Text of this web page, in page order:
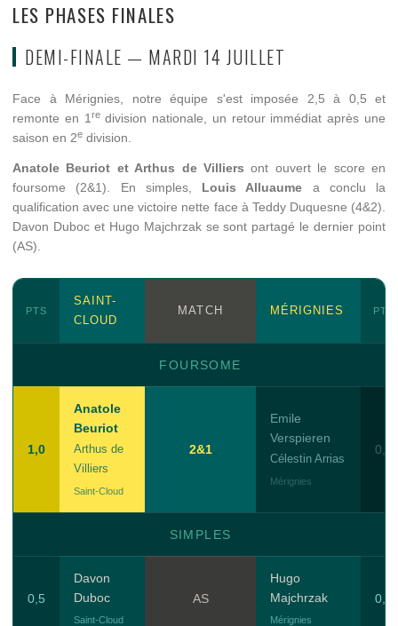
LES PHASES FINALES
DEMI-FINALE — MARDI 14 JUILLET
Face à Mérignies, notre équipe s'est imposée 2,5 à 0,5 et
remonte en 1 redivision nationale, un retour immédiat après une
saison en 2e division.
Anatole Beuriot et Arthus de Villiers ont ouvert le score en
foursome (2&1). En simples, Louis Alluaume a conclu la
qualification avec une victoire nette face à Teddy Duquesne (4&2).
Davon Duboc et Hugo Majchrzak se sont partagé le dernier point
(AS).
PTS
SAINT-
CLOUD
MATCH MÉRIGNIES PTS
FOURSOME
1,0
Anatole
Beuriot
Arthus de
Villiers
Saint-Cloud
2&1
Emile
Verspieren
Célestin Arrias
Mérignies
0,0
SIMPLES
0,5
Davon
Duboc
Saint-Cloud
AS
Hugo
Majchrzak
Mérignies
0,5